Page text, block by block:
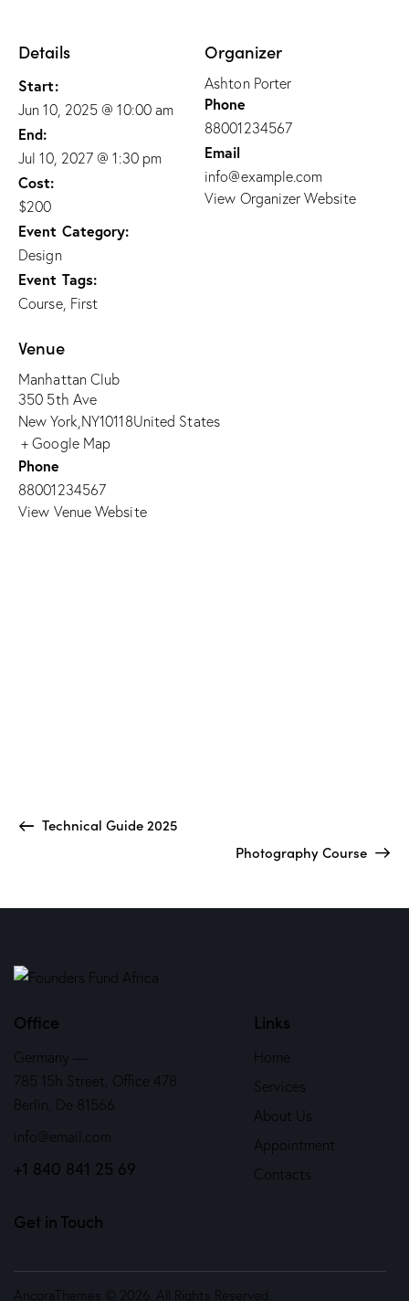
Details
Start:
Jun 10, 2025 @ 10:00 am
End:
Jul 10, 2027 @ 1:30 pm
Cost:
$200
Event Category:
Design
Event Tags:
Course, First
Organizer
Ashton Porter
Phone
88001234567
Email
info@example.com
View Organizer Website
Venue
Manhattan Club
350 5th Ave
New York NY10118United States
+ Google Map
Phone
88001234567
View Venue Website
Technical Guide 2025
Photography Course
Office
Germany —
785 15h Street, Office 478
Berlin, De 81566
info@email.com
+1 840 841 25 69
Links
Home
Services
About Us
Appointment
Contacts
Get in Touch
AncoraThemes © 2026. All Rights Reserved.